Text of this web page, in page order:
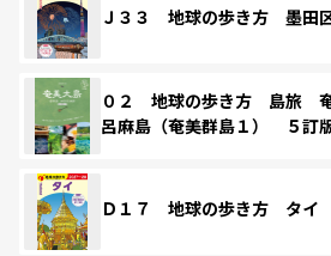
Ｊ３３ 地球の歩き方 墨田
０２ 地球の歩き方 島旅
呂麻島（奄美群島１） ５訂
Ｄ１７ 地球の歩き方 タイ